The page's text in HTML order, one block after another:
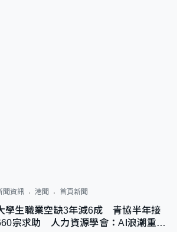
聞資訊 港聞 首頁新聞
學生職業空缺3年減6成 青協半年接
宗求助 人力資源學會：AI浪潮重整